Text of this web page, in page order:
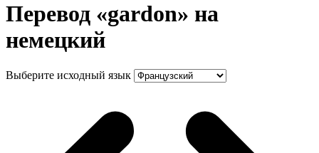
Перевод «gardon» на
немецкий
Выберите исходный язык